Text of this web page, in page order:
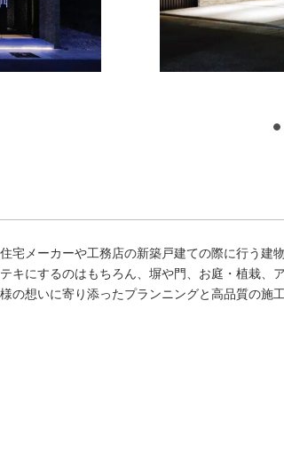
宅メーカーや工務店の新築戸建ての際に行う建
キにするのはもちろん、塀や門、お庭・植栽、
の想いに寄り添ったプランニングと高品質の施